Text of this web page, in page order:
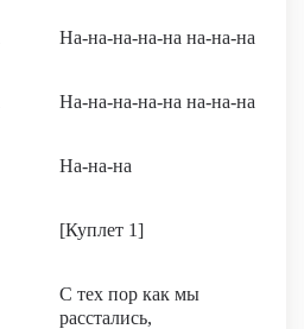
На-на-на-на-на на-на-на
На-на-на-на-на на-на-на
На-на-на
[Куплет 1]
С тех пор как мы
расстались,